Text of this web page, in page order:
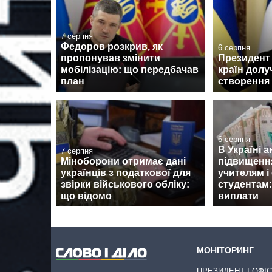
7 серпня
Федоров розкрив, як
пропонував змінити
мобілізацію: що передбачав
план
6 серпня
Президент
країн
7 серпня
Міноборони отримає дані
українців з податкової для
звірки військового обліку:
що відомо
6 серпня
В Україні
учителям і
виплати
МОНІТОРИНГ